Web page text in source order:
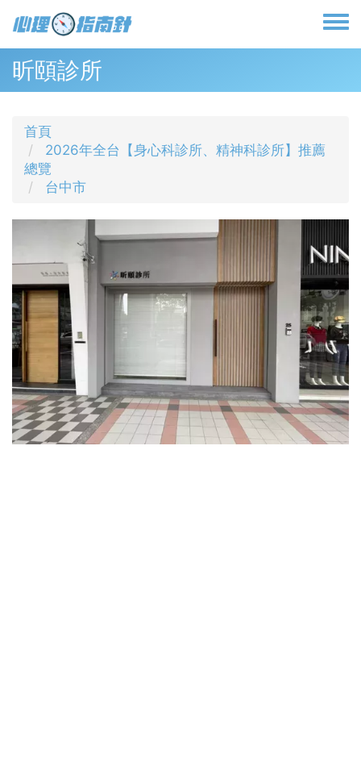
至
主
內
menu
昕頤診所
首頁
2026年全台【身心科診所、精神科診所】推薦
總覽
台中市